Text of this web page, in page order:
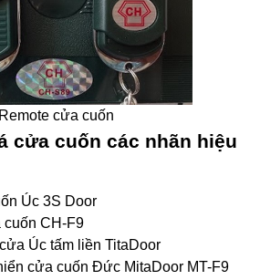
Remote cửa cuốn
cửa cuốn các nhãn hiệu
Úc 3S Door
CH-F9
Úc tấm liền TitaDoor
cửa cuốn Đức MitaDoor MT-F9